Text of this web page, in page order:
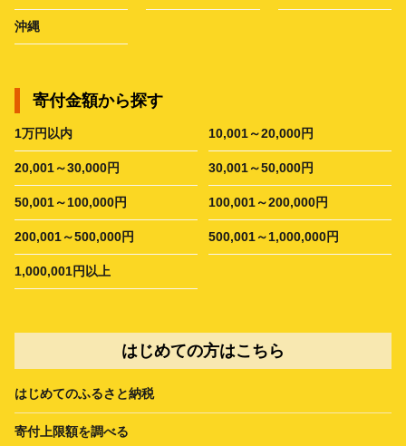
沖縄
寄付金額から探す
1万円以内 10,001～20,000円
20,001～30,000円 30,001～50,000円
50,001～100,000円 100,001～200,000円
200,001～500,000円 500,001～1,000,000円
1,000,001円以上
はじめての方はこちら
はじめてのふるさと納税
寄付上限額を調べる